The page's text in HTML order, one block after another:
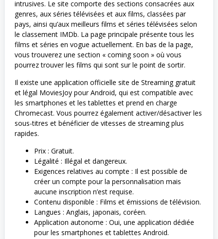
intrusives. Le site comporte des sections consacrées aux
genres, aux séries télévisées et aux films, classées par
pays, ainsi qu’aux meilleurs films et séries télévisées selon
le classement IMDb. La page principale présente tous les
films et séries en vogue actuellement. En bas de la page,
vous trouverez une section « coming soon » où vous
pourrez trouver les films qui sont sur le point de sortir.
Il existe une application officielle site de Streaming gratuit
et légal MoviesJoy pour Android, qui est compatible avec
les smartphones et les tablettes et prend en charge
Chromecast. Vous pourrez également activer/désactiver les
sous-titres et bénéficier de vitesses de streaming plus
rapides.
Prix : Gratuit.
Légalité : Illégal et dangereux.
Exigences relatives au compte : Il est possible de
créer un compte pour la personnalisation mais
aucune inscription n’est requise.
Contenu disponible : Films et émissions de télévision.
Langues : Anglais, japonais, coréen.
Application autonome : Oui, une application dédiée
pour les smartphones et tablettes Android.